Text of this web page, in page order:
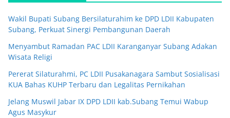
Wakil Bupati Subang Bersilaturahim ke DPD LDII Kabupaten
Subang, Perkuat Sinergi Pembangunan Daerah
Menyambut Ramadan PAC LDII Karanganyar Subang Adakan
Wisata Religi
Pererat Silaturahmi, PC LDII Pusakanagara Sambut Sosialisasi
KUA Bahas KUHP Terbaru dan Legalitas Pernikahan
Jelang Muswil Jabar IX DPD LDII kab.Subang Temui Wabup
Agus Masykur